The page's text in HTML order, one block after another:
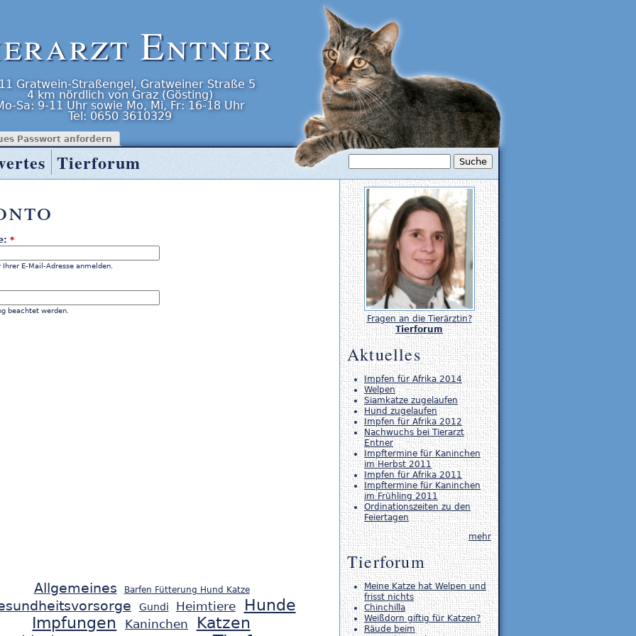
Entner
Gratwein-Straßengel, Gratweiner Straße 5
4 km nördlich von Graz (Gösting)
Sa: 9-11 Uhr sowie Mo, Mi, Fr: 16-18 Uhr
Tel: 0650 3610329
Passwort anfordern
*
E-Mail-Adresse anmelden.
beachtet werden.
Tierforum
Fragen an die Tierärztin?
Tierforum
Aktuelles
Impfen für Afrika 2014
Welpen
Siamkatze zugelaufen
Hund zugelaufen
Impfen für Afrika 2012
Nachwuchs bei Tierarzt
Entner
Impftermine für Kaninchen
im Herbst 2011
Impfen für Afrika 2011
Impftermine für Kaninchen
im Frühling 2011
Ordinationszeiten zu den
Feiertagen
mehr
Tierforum
Meine Katze hat Welpen und
frisst nichts
Chinchilla
Weißdorn giftig für Katzen?
Räude beim
Allgemeines Barfen Fütterung Hund Katze
Gundi Heimtiere
Hunde
Impfungen
Kaninchen
Katzen